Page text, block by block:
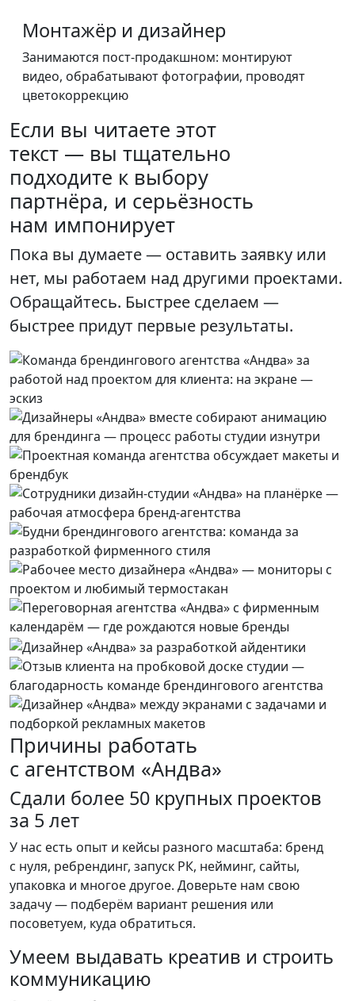
Монтажёр и дизайнер
Занимаются пост-продакшном: монтируют
видео, обрабатывают фотографии, проводят
цветокоррекцию
Если вы читаете этот
текст — вы тщательно
подходите к выбору
партнёра, и серьёзность
нам импонирует
Пока вы думаете — оставить заявку или
нет, мы работаем над другими проектами.
Обращайтесь. Быстрее сделаем —
быстрее придут первые результаты.
Причины работать
с агентством «Андва»
Сдали более 50 крупных проектов
за 5 лет
У нас есть опыт и кейсы разного масштаба: бренд
с нуля, ребрендинг, запуск РК, нейминг, сайты,
упаковка и многое другое. Доверьте нам свою
задачу — подберём вариант решения или
посоветуем, куда обратиться.
Умеем выдавать креатив и строить
коммуникацию